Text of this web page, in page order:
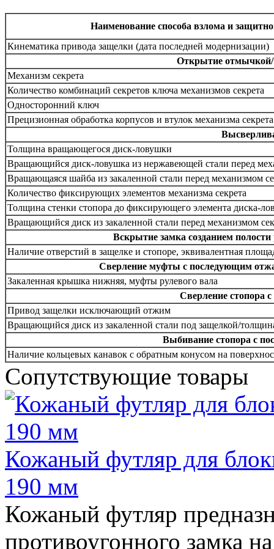
Наименование способа взлома и
Кинематика привода защелки (дата последней модернизации)
Открытие отмычкой/
Механизм секрета
Количество комбинаций секретов ключа механизмов секрета
Односторонний ключ
Прецизионная обработка корпусов и втулок механизма секрета
Толщина вращающегося диск-ловушки
Вращающийся диск-ловушка из нержавеющей стали перед
Вращающаяся шайба из закаленной стали перед механизмом
Количество фиксирующих элементов механизма секрета
Толщина стенки стопора до фиксирующего элемента диска-
Вращающийся диск из закаленной стали перед механизмом
Вскрытие замка созданием
Наличие отверстий в защелке и стопоре, эквивалентная
Сверление муфты с последующим
Закаленная крышка нижняя, муфты рулевого вала
Сверление стопора
Привод защелки исключающий отжим
Вращающийся диск из закаленной стали под защелкой/
Выбивание стопора с
Наличие кольцевых канавок с обратным конусом на
Сопутствующие товары
Кожаный футляр для
190 мм
Кожаный футляр
противоугонного замка